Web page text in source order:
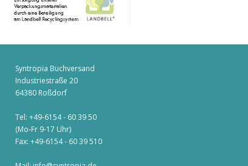
Syntropia Buchversand
Industriestraße 20
64380 Roßdorf
Tel: +49-6154 - 60 39 50
(Mo-Fr 9-17 Uhr)
Fax: +49-6154 - 60 39 510